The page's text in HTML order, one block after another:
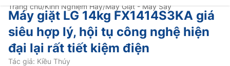
Trang chủ/Kinh Nghiệm Hay/Máy Giặt - Máy Sấy
Máy giặt LG 14kg FX1414S3KA giá
siêu hợp lý, hội tụ công nghệ hiện
đại lại rất tiết kiệm điện
Tác giả: Kiều Thúy